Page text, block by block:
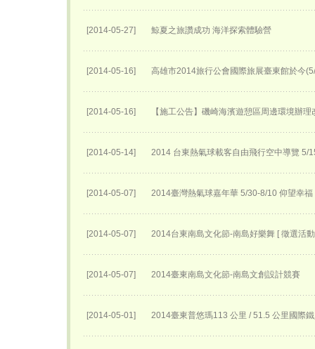
[2014-05-27] 鯨夏之旅讚成功 海洋探索體驗營
[2014-05-16] 高雄市2014旅行公會國際旅展臺東館於今
[2014-05-16] 【施工公告】磯崎海濱遊憩區周邊環境辦理
[2014-05-14] 2014 台東熱氣球載客自由飛行空中導覽 5/
[2014-05-07] 2014臺灣熱氣球嘉年華 5/30-8/10 仰望幸福
[2014-05-07] 2014台東南島文化節-南島好樂舞 [ 徵選活
[2014-05-07] 2014臺東南島文化節-南島文創設計競賽
[2014-05-01] 2014臺東普悠瑪113 公里 / 51.5 公里國際